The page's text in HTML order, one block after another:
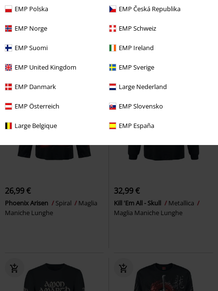
EMP Polska EMP Česká Republika
EMP Norge EMP Schweiz
EMP Suomi EMP Ireland
EMP United Kingdom EMP Sverige
EMP Danmark Large Nederland
EMP Österreich EMP Slovensko
Large Belgique EMP España
37,99 €
Maglia Maniche Lunghe
24,99 €
Maniche Lunghe
26,99 €
Phoenix Arisen Spiral
Maglia
Maniche Lunghe
32,99 €
Kill 'Em All - Skull
Metallica
Maglia Maniche Lunghe